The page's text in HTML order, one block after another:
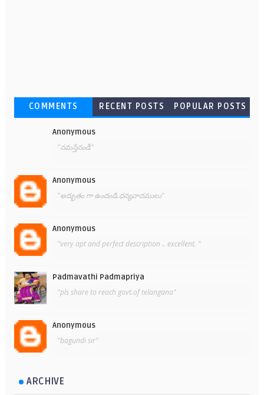
COMMENTS RECENT POSTS POPULAR POSTS
Anonymous
"నమస్తేనండీ"
Anonymous
"అద్భుతం గా ఉందండి.ధన్యవాదములు"
Anonymous
"very apt and perfect description .. excellent. "
Padmavathi Padmapriya
"pls share to reach govt.of telangana"
Anonymous
"bagundi sir"
ARCHIVE